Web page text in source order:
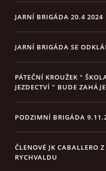
JARNÍ BRIGÁDA 20.4 2024
JARNÍ BRIGÁDA SE
PÁTEČNÍ KROUŽEK "
JEZDECTVÍ " BUDE
PODZIMNÍ BRIGÁDA
ČLENOVÉ JK CABALLERO Z
RYCHVALDU